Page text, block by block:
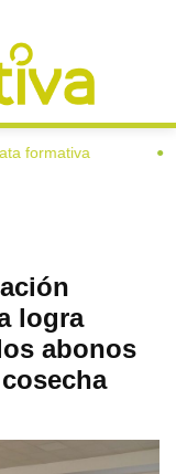
logra
abonos